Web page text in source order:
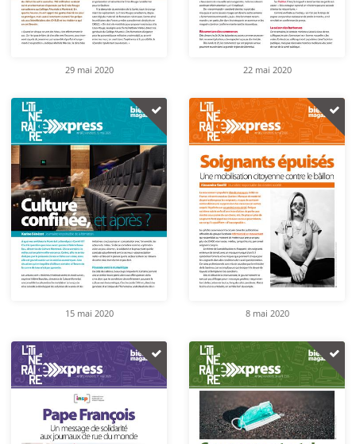
29 mai 2020 22 mai 2020
15 mai 2020 8 mai 2020